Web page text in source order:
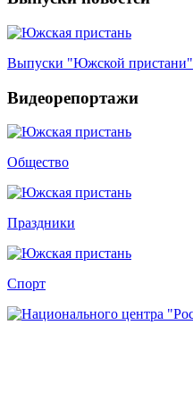
Выпуски "Южской пристани"
Видеорепортажи
Общество
Праздники
Спорт